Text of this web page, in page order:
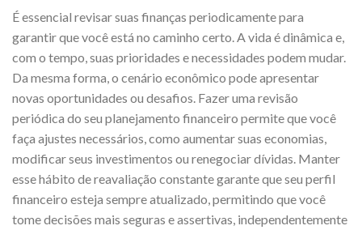
É essencial revisar suas finanças periodicamente para
garantir que você está no caminho certo. A vida é dinâmica e,
com o tempo, suas prioridades e necessidades podem mudar.
Da mesma forma, o cenário econômico pode apresentar
novas oportunidades ou desafios. Fazer uma revisão
periódica do seu planejamento financeiro permite que você
faça ajustes necessários, como aumentar suas economias,
modificar seus investimentos ou renegociar dívidas. Manter
esse hábito de reavaliação constante garante que seu perfil
financeiro esteja sempre atualizado, permitindo que você
tome decisões mais seguras e assertivas, independentemente